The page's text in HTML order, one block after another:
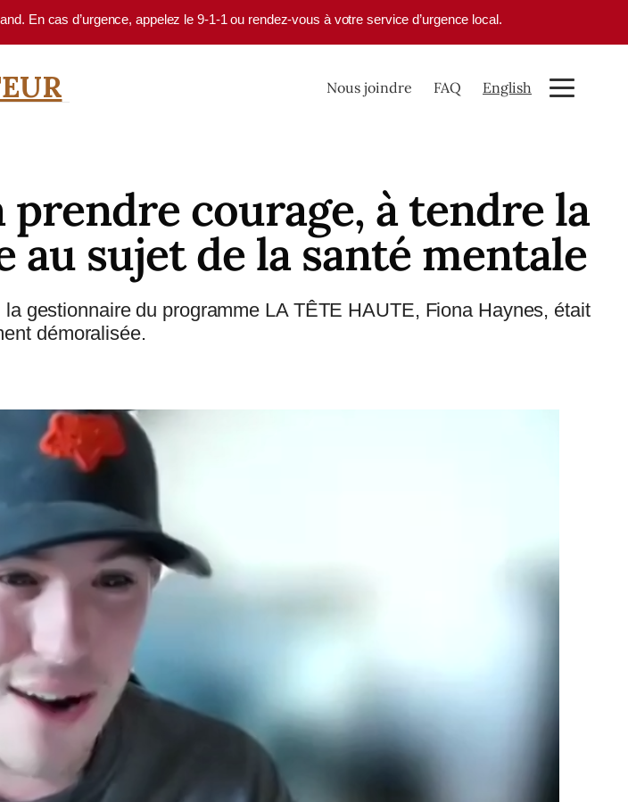
En cas d’urgence, appelez le 9-1-1 ou rendez-vous à votre service d’urgence local.
Nous joindre FAQ English
courage, à tendre la
sujet de la santé mentale
gestionnaire du programme LA TÊTE HAUTE, Fiona Haynes, était
démoralisée.